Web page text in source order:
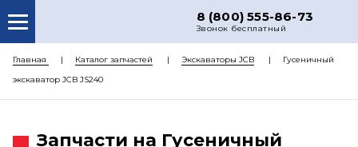
8 (800) 555-86-73
Звонок бесплатный
О НАС
Главная Каталог запчастей Экскаваторы JCB
Гусеничный
экскаватор JCB JS240
Запчасти на Гусеничный